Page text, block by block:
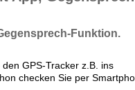
Funktion.
den GPS-Tracker z.B. ins
checken Sie per